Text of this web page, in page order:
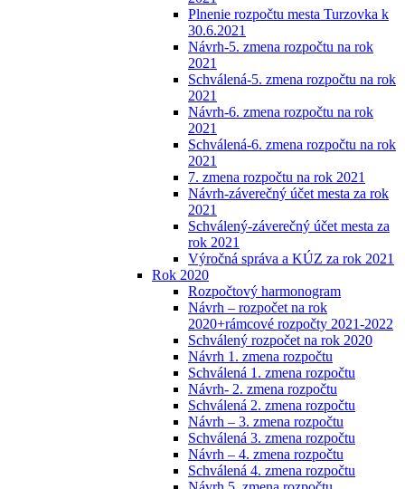
Plnenie rozpočtu mesta Turzovka k
30.6.2021
Návrh-5. zmena rozpočtu na rok
2021
Schválená-5. zmena rozpočtu na rok
2021
Návrh-6. zmena rozpočtu na rok
2021
Schválená-6. zmena rozpočtu na rok
2021
7. zmena rozpočtu na rok 2021
Návrh-záverečný účet mesta za rok
2021
Schválený-záverečný účet mesta za
rok 2021
Výročná správa a KÚZ za rok 2021
Rok 2020
Rozpočtový harmonogram
Návrh – rozpočet na rok
2020+rámcové rozpočty 2021-2022
Schválený rozpočet na rok 2020
Návrh 1. zmena rozpočtu
Schválená 1. zmena rozpočtu
Návrh- 2. zmena rozpočtu
Schválená 2. zmena rozpočtu
Návrh – 3. zmena rozpočtu
Schválená 3. zmena rozpočtu
Návrh – 4. zmena rozpočtu
Schválená 4. zmena rozpočtu